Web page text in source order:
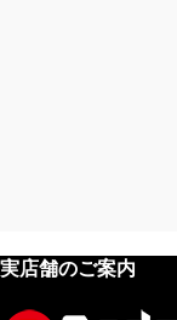
実店舗のご案内